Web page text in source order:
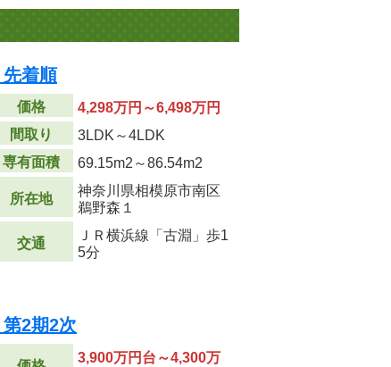
着順
価格
4,298万円～6,498万円
間取り
3LDK～4LDK
専有面積
69.15m2 ～86.54m2
所在地
神奈川県相模原市南区
鵜野森１
交通
ＪＲ横浜線「古淵」歩1
5分
2期2次
3,900万円台～4,300万